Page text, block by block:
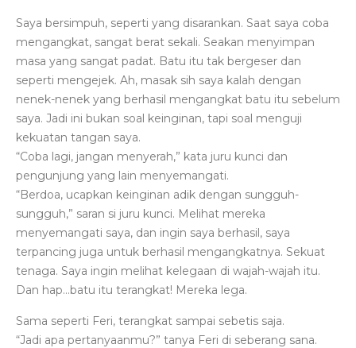
Saya bersimpuh, seperti yang disarankan. Saat saya coba
mengangkat, sangat berat sekali. Seakan menyimpan
masa yang sangat padat. Batu itu tak bergeser dan
seperti mengejek. Ah, masak sih saya kalah dengan
nenek-nenek yang berhasil mengangkat batu itu sebelum
saya. Jadi ini bukan soal keinginan, tapi soal menguji
kekuatan tangan saya.
“Coba lagi, jangan menyerah,” kata juru kunci dan
pengunjung yang lain menyemangati.
“Berdoa, ucapkan keinginan adik dengan sungguh-
sungguh,” saran si juru kunci. Melihat mereka
menyemangati saya, dan ingin saya berhasil, saya
terpancing juga untuk berhasil mengangkatnya. Sekuat
tenaga. Saya ingin melihat kelegaan di wajah-wajah itu.
Dan hap…batu itu terangkat! Mereka lega.
Sama seperti Feri, terangkat sampai sebetis saja.
“Jadi apa pertanyaanmu?” tanya Feri di seberang sana.